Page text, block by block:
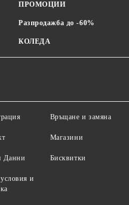
ПРОМОЦИИ
Разпродажба до -60%
КОЛЕДА
Данни
и
Връщане и замяна
Магазини
Бисквитки